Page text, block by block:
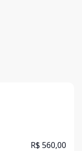
R$ 560,00